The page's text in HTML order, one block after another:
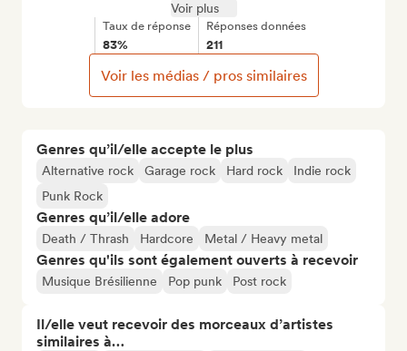
Genres qu’il/elle accepte le plus
Alternative rock Garage rock Hard rock
Indie rock
Punk Rock
Genres qu’il/elle adore
Death / Thrash Hardcore Metal / Heavy metal
Genres qu'ils sont également ouverts à recevoir
Musique Brésilienne Pop punk Post rock
Il/elle veut recevoir des morceaux d’artistes
similaires à…
Voir plus
Taux de réponse
83%
Réponses données
211
Voir les médias / pros similaires